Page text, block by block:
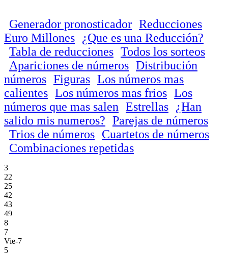
Generador pronosticador Reducciones
Euro Millones
¿Que es una Reducción?
Tabla de reducciones Todos los sorteos
Apariciones de números Distribución
números Figuras Los números mas
calientes Los números mas frios Los
números que mas salen Estrellas
¿Han
salido mis numeros? Parejas de números
Trios de números Cuartetos de números
Combinaciones repetidas
3
22
25
42
43
49
8
7
Vie-7
5